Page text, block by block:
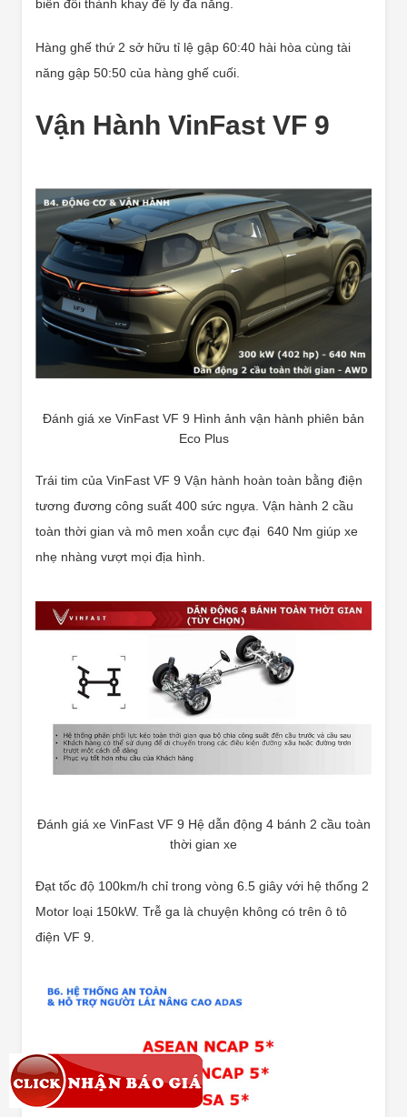
biến đổi thành khay để ly đa năng.
Hàng ghế thứ 2 sở hữu tỉ lệ gập 60:40 hài hòa cùng tài
năng gập 50:50 của hàng ghế cuối.
Vận Hành VinFast VF 9
Đánh giá xe VinFast VF 9 Hình ảnh vận hành phiên bản
Eco Plus
Trái tim của VinFast VF 9 Vận hành hoàn toàn bằng điện
tương đương công suất 400 sức ngựa. Vận hành 2 cầu
toàn thời gian và mô men xoắn cực đại 640 Nm giúp xe
nhẹ nhàng vượt mọi địa hình.
Đánh giá xe VinFast VF 9 Hệ dẫn động 4 bánh 2 cầu toàn
thời gian xe
Đạt tốc độ 100km/h chỉ trong vòng 6.5 giây với hệ thống 2
Motor loại 150kW. Trễ ga là chuyện không có trên ô tô
điện VF 9.